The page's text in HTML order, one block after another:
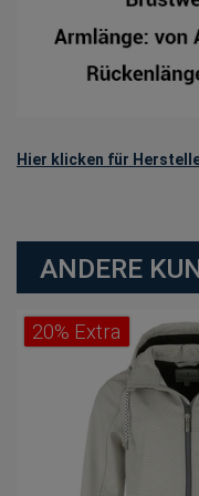
Hier klicken für
ANDERE
20% Extra